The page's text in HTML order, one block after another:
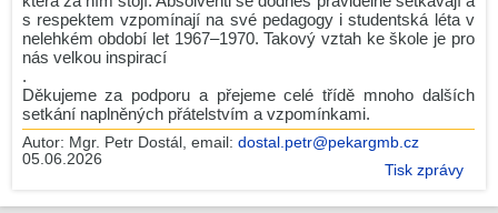
Před prázdninami ještě jedna mise!
Zdeněk Gola spolupracuje s GJP
2.O v Leteckém muzeu Metoděje Vlacha
Gymnázium Dr. Josefa Pekaře podpořilo Český den proti
rakovině 2026
Naši studenti získali ocenění města Mladá Boleslav
s respektem vzpomínají na své pedagogy i studentská léta v
nelehkém období let 1967–1970. Takový vztah ke škole je pro
nás velkou inspirací
.
Děkujeme za podporu a přejeme celé třídě mnoho dalších
setkání naplněných přátelstvím a vzpomínkami.
Autor: Mgr. Petr Dostál , email: dostal.petr@pekargmb.cz
05.06.2026
Tisk zprávy